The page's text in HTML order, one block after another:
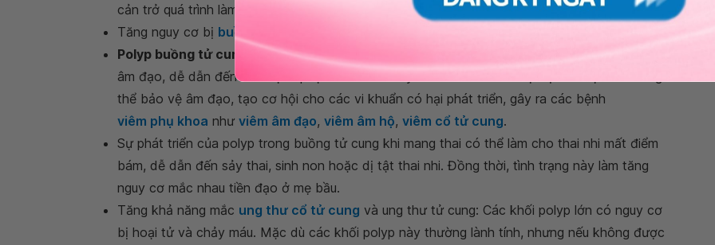
cản trở quá trình làm tổ của thai.
Tăng nguy cơ bị buồng trứng đa nang
Polyp buồng tử cung
làm gia tăng dịch tiết âm đạo, dẫn đến sự mất cân bằng môi trường
âm đạo, dễ dẫn đến các bệnh phụ khoa. Điều này khiến vi khuẩn có lợi bị tiêu diệt và không
thể bảo vệ âm đạo, tạo cơ hội cho các vi khuẩn có hại phát triển, gây ra các bệnh
viêm phụ khoa như viêm âm đạo, viêm âm hộ, viêm cổ tử cung.
Sự phát triển của polyp trong buồng tử cung khi mang thai có thể làm cho thai nhi mất điểm
bám, dễ dẫn đến sảy thai, sinh non hoặc dị tật thai nhi. Đồng thời, tình trạng này làm tăng
nguy cơ mắc nhau tiền đạo ở mẹ bầu.
Tăng khả năng mắc ung thư cổ tử cung và ung thư tử cung: Các khối polyp lớn có nguy cơ
bị hoại tử và chảy máu. Mặc dù các khối polyp này thường lành tính, nhưng nếu không được